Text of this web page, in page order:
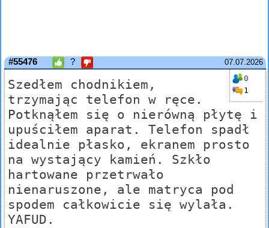
07.07.2026
#55476 ?
0
1
Szedłem chodnikiem,
trzymając telefon w ręce.
Potknąłem się o nierówną płytę i
upuściłem aparat. Telefon spadł
idealnie płasko, ekranem prosto
na wystający kamień. Szkło
hartowane przetrwało
nienaruszone, ale matryca pod
spodem całkowicie się wylała.
YAFUD.